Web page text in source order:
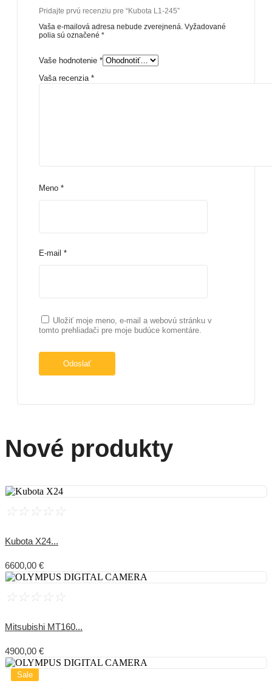
Pridajte prvú recenziu pre “Kubota L1-245”
Vaša e-mailová adresa nebude zverejnená. Vyžadované
polia sú označené *
Vaše hodnotenie *
Vaša recenzia *
Meno *
E-mail *
Uložiť moje meno, e-mail a webovú stránku v
tomto prehliadači pre moje budúce komentáre.
Nové produkty
☆ ☆ ☆ ☆ ☆
Kubota X24...
6600,00 €
☆ ☆ ☆ ☆ ☆
Mitsubishi MT160...
4900,00 €
Sale